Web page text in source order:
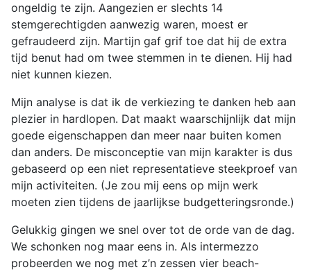
ongeldig te zijn. Aangezien er slechts 14
stemgerechtigden aanwezig waren, moest er
gefraudeerd zijn. Martijn gaf grif toe dat hij de extra
tijd benut had om twee stemmen in te dienen. Hij had
niet kunnen kiezen.
Mijn analyse is dat ik de verkiezing te danken heb aan
plezier in hardlopen. Dat maakt waarschijnlijk dat mijn
goede eigenschappen dan meer naar buiten komen
dan anders. De misconceptie van mijn karakter is dus
gebaseerd op een niet representatieve steekproef van
mijn activiteiten. (Je zou mij eens op mijn werk
moeten zien tijdens de jaarlijkse budgetteringsronde.)
Gelukkig gingen we snel over tot de orde van de dag.
We schonken nog maar eens in. Als intermezzo
probeerden we nog met z’n zessen vier beach-